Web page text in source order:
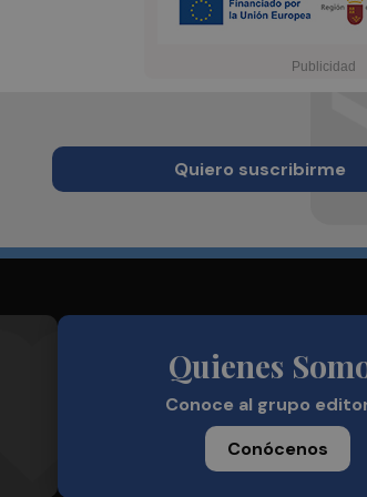
Quiero suscribirme
Quienes
Conoce al grupo
Conócenos